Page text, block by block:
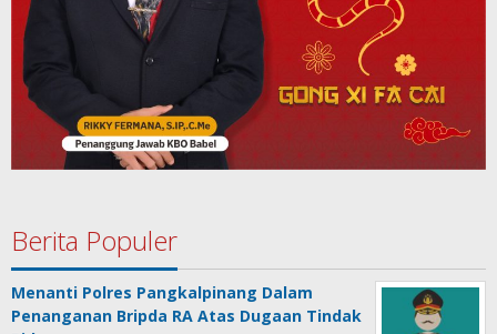
Berita Populer
Menanti Polres Pangkalpinang Dalam
Penanganan Bripda RA Atas Dugaan Tindak